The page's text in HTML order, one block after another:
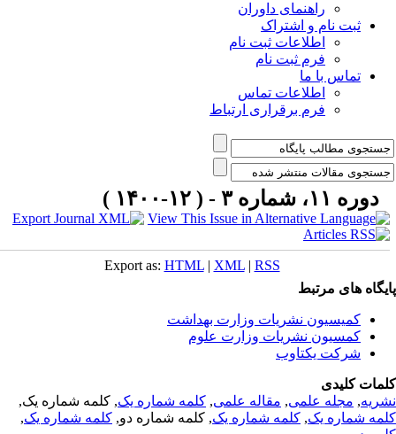
راهنمای داوران
ثبت نام و اشتراک
اطلاعات ثبت نام
فرم ثبت نام
تماس با ما
اطلاعات تماس
فرم برقراری ارتباط
دوره ۱۱، شماره ۳ - ( ۱۲-۱۴۰۰ )
Export as:HTML |XML|RSS
های مرتبط
کمیسیون نشریات وزارت بهداشت
کمسیون نشریات وزارت علوم
شرکت یکتاوب
کلیدی
,مجله علمی, مقاله علمی, کلمه شماره یک, کلمه شماره یک,
شماره یک,کلمه شماره یک, کلمه شماره دو,کلمه شماره یک,